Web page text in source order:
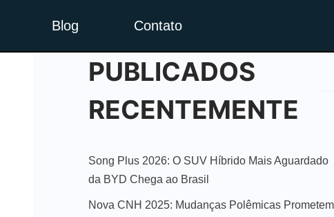
Blog Contato
PUBLICADOS
RECENTEMENTE
Song Plus 2026: O SUV Híbrido Mais Aguardado
da BYD Chega ao Brasil
Nova CNH 2025: Mudanças Polêmicas Prometem